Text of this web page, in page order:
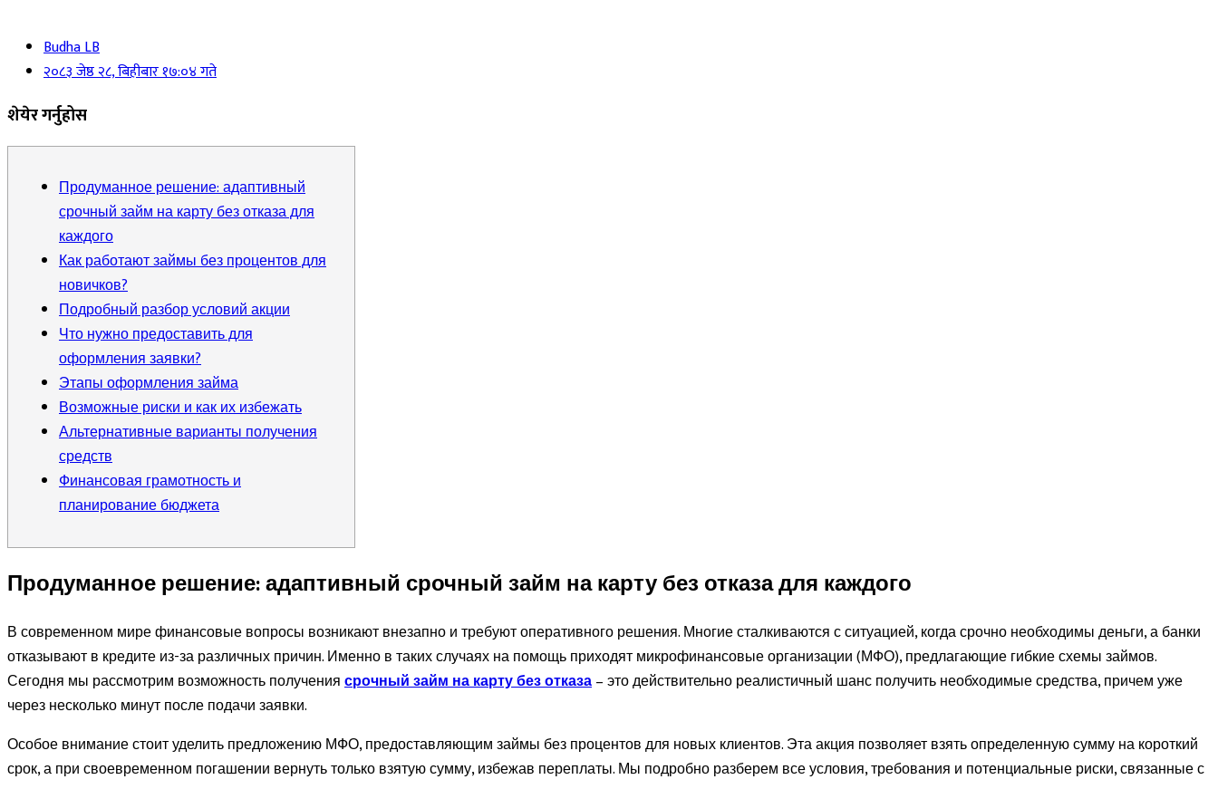
Budha LB
२०८३ जेष्ठ २८, बिहीबार १७:०४ गते
शेयेर गर्नुहोस
Продуманное решение: адаптивный
срочный займ на карту без отказа для
каждого
Как работают займы без процентов для
новичков?
Подробный разбор условий акции
Что нужно предоставить для
оформления заявки?
Этапы оформления займа
Возможные риски и как их избежать
Альтернативные варианты получения
средств
Финансовая грамотность и
планирование бюджета
Продуманное решение: адаптивный срочный займ на карту без отказа для каждого
В современном мире финансовые вопросы возникают внезапно и требуют оперативного решения. Многие сталкиваются с ситуацией, когда срочно необходимы деньги, а банки
отказывают в кредите из-за различных причин. Именно в таких случаях на помощь приходят микрофинансовые организации (МФО), предлагающие гибкие схемы займов.
Сегодня мы рассмотрим возможность получениясрочный займ на карту без отказа– это действительно реалистичный шанс получить необходимые средства, причем уже
через несколько минут после подачи заявки.
Особое внимание стоит уделить предложению МФО, предоставляющим займы без процентов для новых клиентов. Эта акция позволяет взять определенную сумму на короткий
срок, а при своевременном погашении вернуть только взятую сумму, избежав переплаты. Мы подробно разберем все условия, требования и потенциальные риски, связанные с